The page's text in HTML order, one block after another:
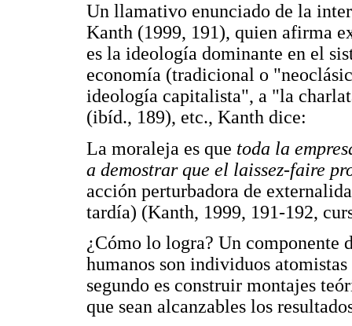
Un llamativo enunciado de la
Kanth (1999, 191), quien afirma
es la ideología dominante en el
economía (tradicional o
ideología capitalista", a "la
(ibíd., 189), etc., Kanth dice:
La moraleja es que toda la
a demostrar que el laissez-faire
acción perturbadora de
tardía) (Kanth, 1999, 191-192,
¿Cómo lo logra? Un componente
humanos son individuos
segundo es construir montajes
que sean alcanzables los